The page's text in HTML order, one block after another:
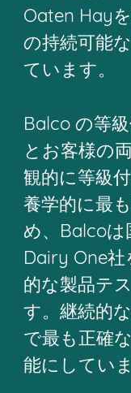
Oaten Hay
の持続可能
ています。
Balco の等
とお客様の
観的に等級
養学的に最
め、Balcoは
Dairy One社
的な製品テ
す。継続的
で最も正確
能にしていま